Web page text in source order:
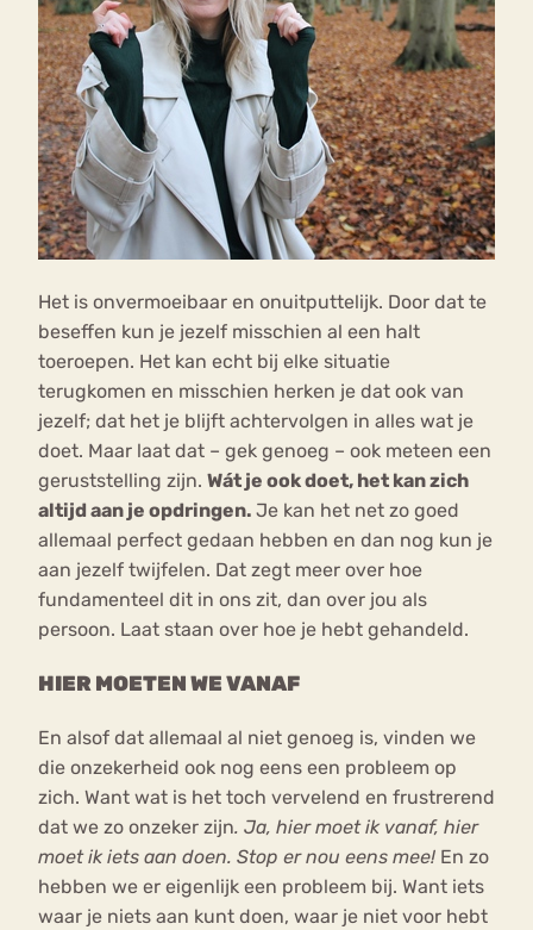
Het is onvermoeibaar en onuitputtelijk. Door dat te
beseffen kun je jezelf misschien al een halt
toeroepen. Het kan echt bij elke situatie
terugkomen en misschien herken je dat ook van
jezelf; dat het je blijft achtervolgen in alles wat je
doet. Maar laat dat – gek genoeg – ook meteen een
geruststelling zijn. Wát je ook doet, het kan zich
altijd aan je opdringen. Je kan het net zo goed
allemaal perfect gedaan hebben en dan nog kun je
aan jezelf twijfelen. Dat zegt meer over hoe
fundamenteel dit in ons zit, dan over jou als
persoon. Laat staan over hoe je hebt gehandeld.
HIER MOETEN WE VANAF
En alsof dat allemaal al niet genoeg is, vinden we
die onzekerheid ook nog eens een probleem op
zich. Want wat is het toch vervelend en frustrerend
dat we zo onzeker zijn. Ja, hier moet ik vanaf, hier
moet ik iets aan doen. Stop er nou eens mee! En zo
hebben we er eigenlijk een probleem bij. Want iets
waar je niets aan kunt doen, waar je niet voor hebt